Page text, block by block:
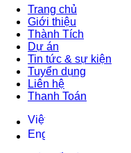
Trang chủ
Giới thiệu
Thành Tích
Dự án
Tin tức & sự kiện
Tuyển dụng
Liên hệ
Thanh Toán